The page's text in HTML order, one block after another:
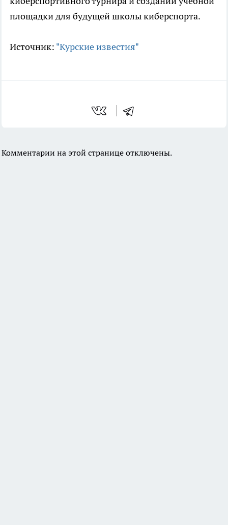
площадки для будущей школы киберспорта.
Источник: "Курские известия"
Комментарии на этой странице отключены.